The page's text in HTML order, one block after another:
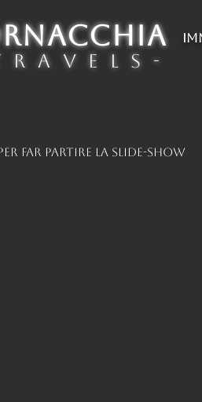
r a v e l s -
far partire la slide-show